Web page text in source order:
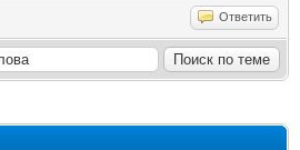
Ответить